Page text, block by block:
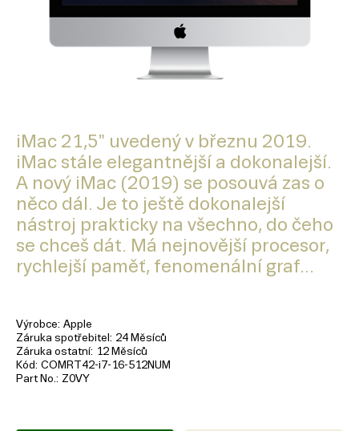
iMac 21,5" uvedený v březnu 2019.
iMac stále elegantnější a dokonalejší.
A nový iMac (2019) se posouvá zas o
něco dál. Je to ještě dokonalejší
nástroj prakticky na všechno, do čeho
se chceš dát. Má nejnovější procesor,
rychlejší paměť, fenomenální graf...
Výrobce Apple
Záruka spotřebitel
24 Měsíců
Záruka ostatní 12 Měsíců
Kód COMRT42-i7-16-512NUM
Part No. Z0VY